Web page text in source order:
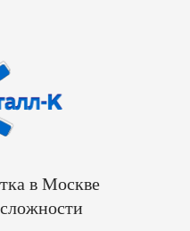
в Москве